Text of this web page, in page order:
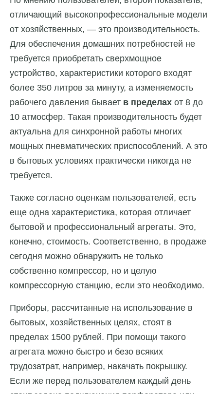
отличающий высокопрофессиональные модели
от хозяйственных, — это производительность.
Для обеспечения домашних потребностей не
требуется приобретать сверхмощное
устройство, характеристики которого входят
более 350 литров за минуту, а изменяемость
рабочего давления бывает в пределах от 8 до
10 атмосфер. Такая производительность будет
актуальна для синхронной работы многих
мощных пневматических приспособлений. А это
в бытовых условиях практически никогда не
требуется.
Также согласно оценкам пользователей, есть
еще одна характеристика, которая отличает
бытовой и профессиональный агрегаты. Это,
конечно, стоимость. Соответственно, в продаже
сегодня можно обнаружить не только
собственно компрессор, но и целую
компрессорную станцию, если это необходимо.
Приборы, рассчитанные на использование в
бытовых, хозяйственных целях, стоят в
пределах 1500 рублей. При помощи такого
агрегата можно быстро и безо всяких
трудозатрат, например, накачать покрышку.
Если же перед пользователем каждый день